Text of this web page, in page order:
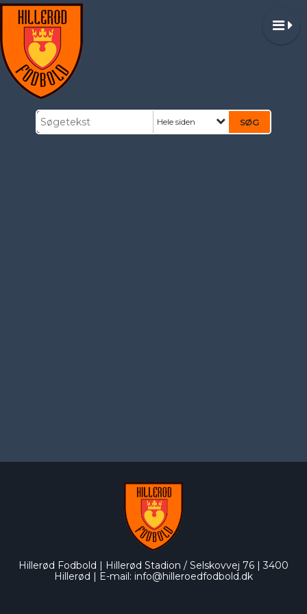
Hele siden
Hillerød Fodbold | Hillerød Stadion / Selskovvej 76 | 3400
Hillerød | E-mail: info@hilleroedfodbold.dk